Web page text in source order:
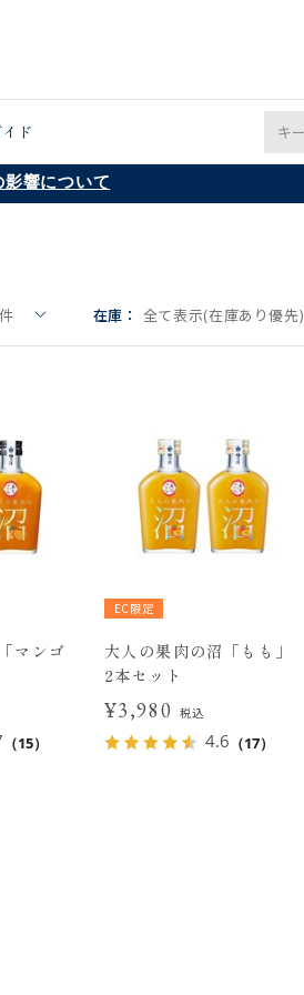
ド
響について
件 在庫： 全て表示(在庫あり優先)
マンゴ
（15）
EC限定
大人の果肉の沼「もも」
2本セット
¥3,980 税込
4.6 （17）